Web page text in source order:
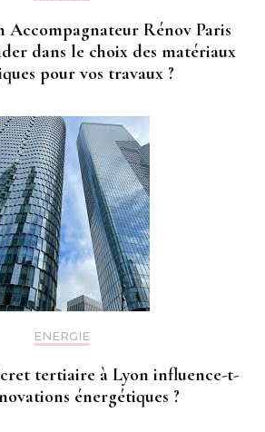
Accompagnateur Rénov Paris
dans le choix des matériaux
pour vos travaux ?
ENERGIE
tertiaire à Lyon influence-t-
énergétiques ?